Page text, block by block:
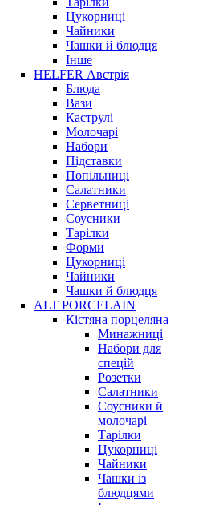
Цукорниці
Чайники
Чашки й блюдця
Інше
HELFER Австрія
Блюда
Вази
Каструлі
Молочарі
Набори
Підставки
Попільниці
Салатники
Серветниці
Соусники
Тарілки
Форми
Цукорниці
Чайники
Чашки й блюдця
ALT PORCELAIN
Кістяна порцеляна
Минажниці
Набори для
спецій
Розетки
Салатники
Соусники й
молочарі
Тарілки
Цукорниці
Чайники
Чашки із
блюдцями